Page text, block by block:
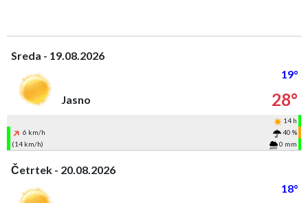
Sreda - 19.08.2026
19°
Jasno
28°
14 h
6 km/h
40 %
(14 km/h)
0 mm
Četrtek - 20.08.2026
18°